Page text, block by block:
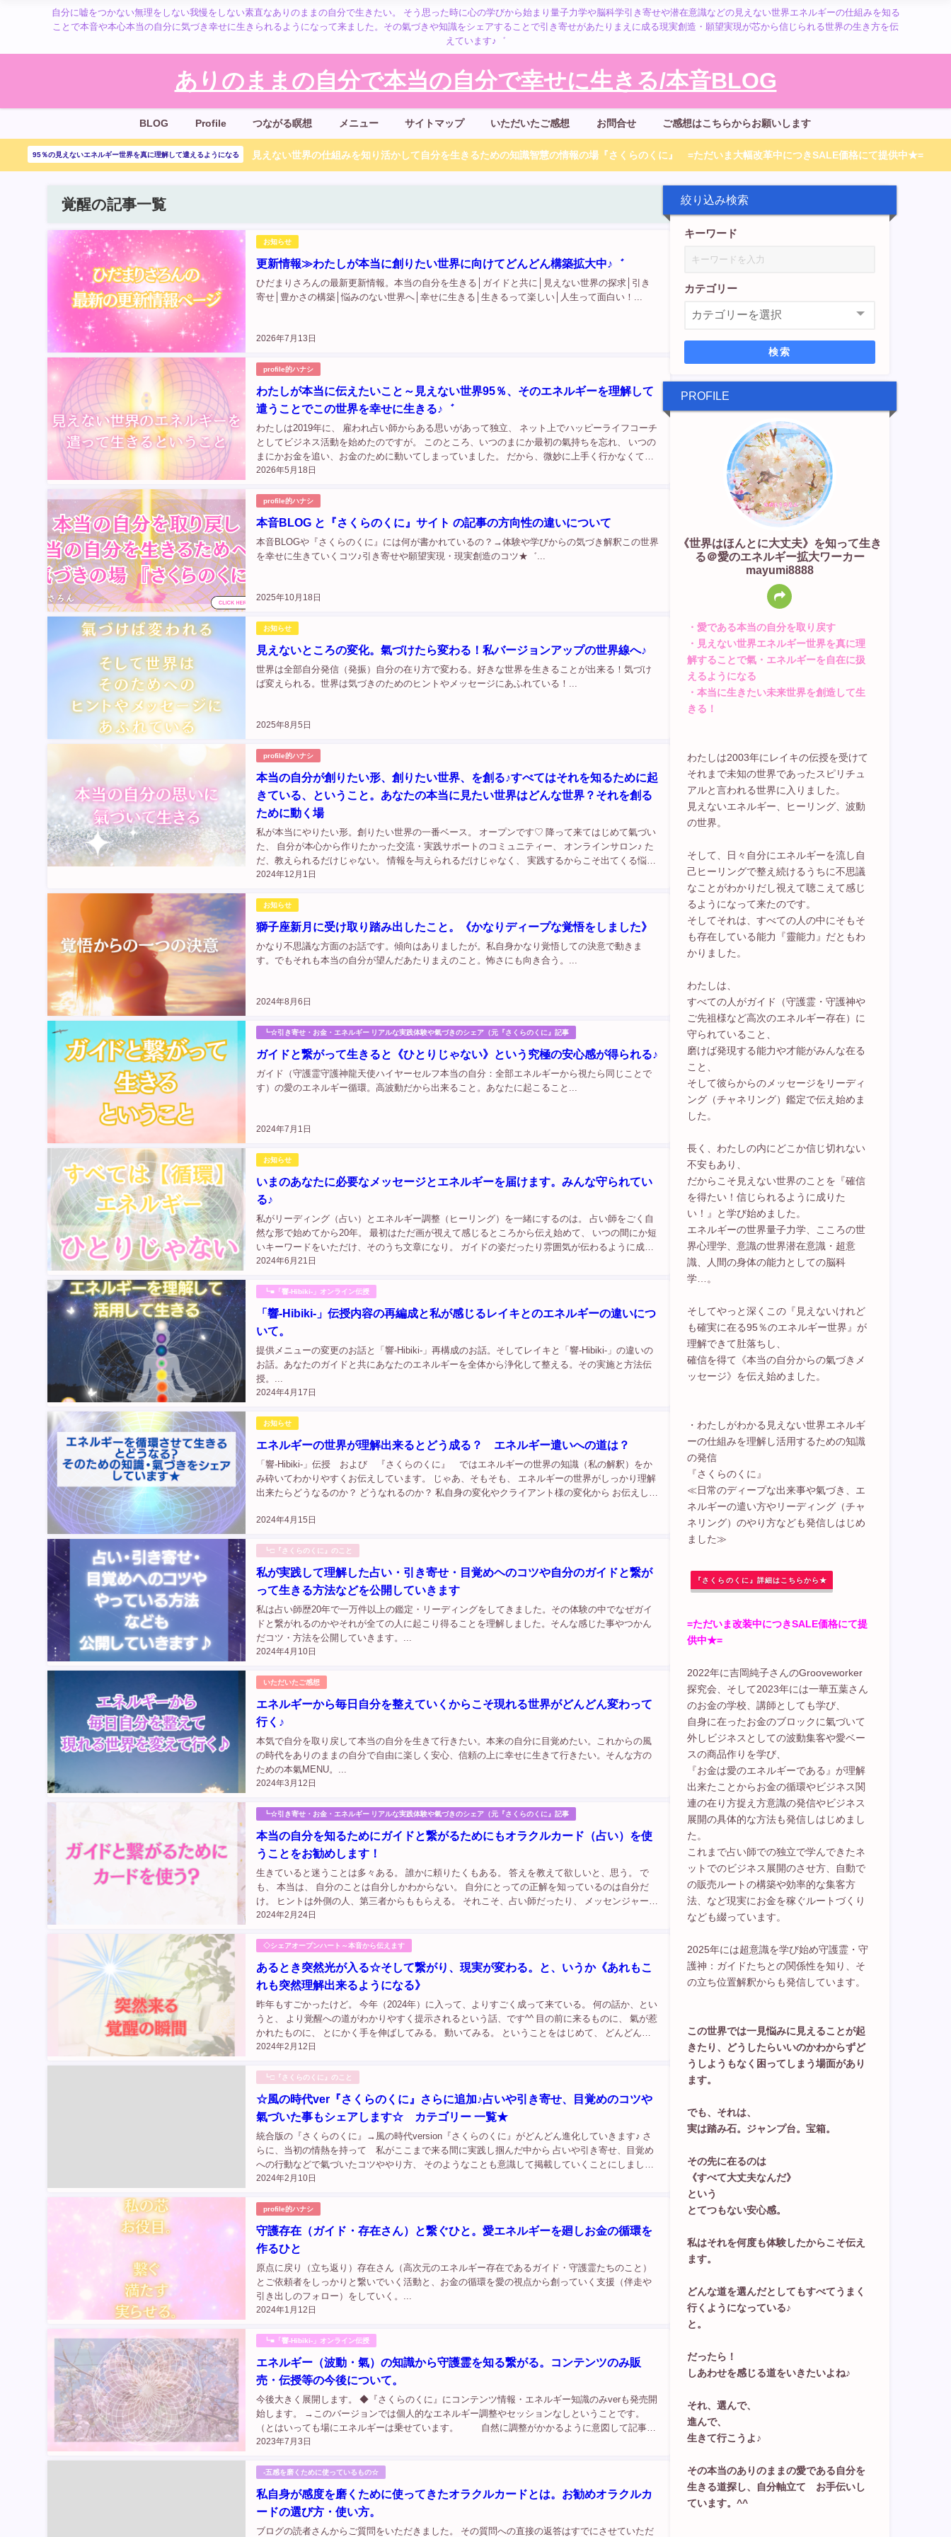
自分に嘘をつかない無理をしない我慢をしない素直なありのままの自分で生きたい。 そう思った時に心の学びから始まり量子力学や脳科学引き寄せや潜在意識などの見えない世界エネルギーの仕組みを知る
ことで本音や本心本当の自分に気づき幸せに生きられるようになって来ました。その氣づきや知識をシェアすることで引き寄せがあたりまえに成る現実創造・願望実現が芯から信じられる世界の生き方を伝
えています♪゛
ありのままの自分で本当の自分で幸せに生きる/本音BLOG
BLOG Profile つながる瞑想 メニュー サイトマップ いただいたご感想 お問合せ ご感想はこちらからお願いします
95％の見えないエネルギー世界を真に理解して遣えるようになる 見えない世界の仕組みを知り活かして自分を生きるための知識智慧の情報の場『さくらのくに』 =ただいま大幅改革中につきSALE価格にて提供中★=
覚醒の記事一覧
お知らせ
更新情報≫わたしが本当に創りたい世界に向けてどんどん構築拡大中♪゛
2026年7月13日
ひだまりさろんの最新更新情報。本当の自分を生きる│ガイドと共に│見えない世界の探求│引き
寄せ│豊かさの構築│悩みのない世界へ│幸せに生きる│生きるって楽しい│人生って面白い！...
profile的ハナシ
わたしが本当に伝えたいこと～見えない世界95％、そのエネルギーを理解して
遣うことでこの世界を幸せに生きる♪゛
2026年5月18日
わたしは2019年に、 雇われ占い師からある思いがあって独立、 ネット上でハッピーライフコーチ
としてビジネス活動を始めたのですが。 このところ、いつのまにか最初の氣持ちを忘れ、 いつの
まにかお金を追い、お金のために動いてしまっていました。 だから、微妙に上手く行かなくて、
また焦り、焦るから上手く行かない… 負の連鎖に陥っていました。 潜在意識の罠にハマっていま
profile的ハナシ
本音BLOG と『さくらのくに』サイト の記事の方向性の違いについて
2025年10月18日
本音BLOGや『さくらのくに』には何が書かれているの？→体験や学びからの気づき解釈この世界
を幸せに生きていくコツ♪引き寄せや願望実現・現実創造のコツ★゛...
お知らせ
見えないところの変化。氣づけたら変わる！私バージョンアップの世界線へ♪
2025年8月5日
世界は全部自分発信（発振）自分の在り方で変わる。好きな世界を生きることが出来る！気づけ
ば変えられる。世界は気づきのためのヒントやメッセージにあふれている！...
profile的ハナシ
本当の自分が創りたい形、創りたい世界、を創る♪すべてはそれを知るために起
きている、ということ。あなたの本当に見たい世界はどんな世界？それを創る
ために動く場
2024年12月1日
私が本当にやりたい形。創りたい世界の一番ベース。 オープンです♡ 降って来てはじめて氣づい
た、 自分が本心から作りたかった交流・実践サポートのコミュニティー、 オンラインサロン♪ た
だ、教えられるだけじゃない。 情報を与えられるだけじゃなく、 実践するからこそ出てくる悩み
や疑問質問に答えて行ける根本からの寄り添いサポート。 私が、私のガイドに教えられながら進
お知らせ
獅子座新月に受け取り踏み出したこと。《かなりディープな覚悟をしました》
2024年8月6日
かなり不思議な方面のお話です。傾向はありましたが。私自身かなり覚悟しての決意で動きま
す。でもそれも本当の自分が望んだあたりまえのこと。怖さにも向き合う。...
┗☆引き寄せ・お金・エネルギー リアルな実践体験や氣づきのシェア（元『さくらのくに』記事
ガイドと繋がって生きると《ひとりじゃない》という究極の安心感が得られる♪
2024年7月1日
ガイド（守護霊守護神龍天使ハイヤーセルフ本当の自分：全部エネルギーから視たら同じことで
す）の愛のエネルギー循環。高波動だから出来ること。あなたに起こること...
お知らせ
いまのあなたに必要なメッセージとエネルギーを届けます。みんな守られてい
る♪
2024年6月21日
私がリーディング（占い）とエネルギー調整（ヒーリング）を一緒にするのは。 占い師をごく自
然な形で始めてから20年。 最初はただ画が視えて感じるところから伝え始めて、 いつの間にか短
いキーワードをいただけ、そのうち文章になり。 ガイドの姿だったり雰囲気が伝わるように成
り。 いまでは質問にも答えてもらえるようになった。 正確には数えられないけど、 数えられてい
┗■「響-Hibiki-」オンライン伝授
「響-Hibiki-」伝授内容の再編成と私が感じるレイキとのエネルギーの違いにつ
いて。
2024年4月17日
提供メニューの変更のお話と「響-Hibiki-」再構成のお話。そしてレイキと「響-Hibiki-」の違いの
お話。あなたのガイドと共にあなたのエネルギーを全体から浄化して整える。その実施と方法伝
授。...
お知らせ
エネルギーの世界が理解出来るとどう成る？ エネルギー遣いへの道は？
2024年4月15日
「響-Hibiki-」伝授 および 『さくらのくに』 ではエネルギーの世界の知識（私の解釈）をか
み砕いてわかりやすくお伝えしています。 じゃあ、そもそも、 エネルギーの世界がしっかり理解
出来たらどうなるのか？ どうなれるのか？ 私自身の変化やクライアント様の変化から お伝えして
┗□『さくらのくに』のこと
私が実践して理解した占い・引き寄せ・目覚めヘのコツや自分のガイドと繋が
って生きる方法などを公開していきます
2024年4月10日
私は占い師歴20年で一万件以上の鑑定・リーディングをしてきました。その体験の中でなぜガイ
ドと繋がれるのかやそれが全ての人に起こり得ることを理解しました。そんな感じた事やつかん
だコツ・方法を公開していきます。...
いただいたご感想
エネルギーから毎日自分を整えていくからこそ現れる世界がどんどん変わって
行く♪
2024年3月12日
本気で自分を取り戻して本当の自分を生きて行きたい。本来の自分に目覚めたい。これからの風
の時代をありのままの自分で自由に楽しく安心、信頼の上に幸せに生きて行きたい。そんな方の
ための本氣MENU。...
┗☆引き寄せ・お金・エネルギー リアルな実践体験や氣づきのシェア（元『さくらのくに』記事
本当の自分を知るためにガイドと繋がるためにもオラクルカード（占い）を使
うことをお勧めします！
2024年2月24日
生きていると迷うことは多々ある。 誰かに頼りたくもある。 答えを教えて欲しいと、思う。 で
も、 本当は、 自分のことは自分しかわからない。 自分にとっての正解を知っているのは自分だ
け。 ヒントは外側の人、第三者からももらえる。 それこそ、占い師だったり、 メッセンジャーだ
ったり、 チャネラーだったり。 でも、 自分の世界を創っていまここで生きているのは【自分...
◇シェアオープンハート～本音から伝えます
あるとき突然光が入る☆そして繋がり、現実が変わる。と、いうか《あれもこ
れも突然理解出来るようになる》
2024年2月12日
昨年もすごかったけど。 今年（2024年）に入って、よりすごく成って来ている。 何の話か、とい
うと、 より覚醒への道がわかりやすく提示されるという話、です^^ 目の前に来るものに、 氣が惹
かれたものに、 とにかく手を伸ばしてみる。 動いてみる。 ということをはじめて、 どんどんヒ
ントやメッセージが深くわかりやすくなっていて、 そして、また、 より怖い方向（スピ...
┗□『さくらのくに』のこと
☆風の時代ver『さくらのくに』さらに追加♪占いや引き寄せ、目覚めのコツや
氣づいた事もシェアします☆ カテゴリー 一覧★
2024年2月10日
統合版の『さくらのくに』→風の時代version『さくらのくに』がどんどん進化していきます♪ さ
らに、当初の情熱を持って 私がここまで来る間に実践し掴んだ中から 占いや引き寄せ、目覚め
への行動などで氣づいたコツややり方、 そのようなことも意識して掲載していくことにしました
★ 私が思うのは 《本当の自分を取り戻すことで流れに乗って幸せにラクに豊かに楽しく生きられ
profile的ハナシ
守護存在（ガイド・存在さん）と繋ぐひと。愛エネルギーを廻しお金の循環を
作るひと
2024年1月12日
原点に戻り（立ち返り）存在さん（高次元のエネルギー存在であるガイド・守護霊たちのこと）
とご依頼者をしっかりと繋いでいく活動と、お金の循環を愛の視点から創っていく支援（伴走や
引き出しのフォロー）をしていく。...
┗■「響-Hibiki-」オンライン伝授
エネルギー（波動・氣）の知識から守護霊を知る繋がる。コンテンツのみ販
売・伝授等の今後について。
2023年7月3日
今後大きく展開します。 ◆『さくらのくに』にコンテンツ情報・エネルギー知識のみverも発売開
始します。 →このバージョンでは個人的なエネルギー調整やセッションなしということです。
（とはいっても場にエネルギーは乗せています。 自然に調整がかかるように意図して記事作
成しています^^） ・エネルギー調整10回＋対話セッション60分 つきバージョンと別枠を創る感
-五感を磨くために使っているもの☆
私自身が感度を磨くために使ってきたオラクルカードとは。お勧めオラクルカ
ードの選び方・使い方。
ブログの読者さんからご質問をいただきました。 その質問への直接の返答はすでにさせていただ
絞り込み検索
キーワード
カテゴリー
検索
PROFILE
《世界はほんとに大丈夫》を知って生き
る＠愛のエネルギー拡大ワーカー
mayumi8888
・愛である本当の自分を取り戻す
・見えない世界エネルギー世界を真に理
解することで氣・エネルギーを自在に扱
えるようになる
・本当に生きたい未来世界を創造して生
きる！
わたしは2003年にレイキの伝授を受けて
それまで未知の世界であったスピリチュ
アルと言われる世界に入りました。
見えないエネルギー、ヒーリング、波動
の世界。
そして、日々自分にエネルギーを流し自
己ヒーリングで整え続けるうちに不思議
なことがわかりだし視えて聴こえて感じ
るようになって来たのです。
そしてそれは、すべての人の中にそもそ
も存在している能力『靈能力』だともわ
かりました。
わたしは、
すべての人がガイド（守護霊・守護神や
ご先祖様など高次のエネルギー存在）に
守られていること、
磨けば発現する能力や才能がみんな在る
こと、
そして彼らからのメッセージをリーディ
ング（チャネリング）鑑定で伝え始めま
した。
長く、わたしの内にどこか信じ切れない
不安もあり、
だからこそ見えない世界のことを『確信
を得たい！信じられるように成りた
い！』と学び始めました。
エネルギーの世界量子力学、こころの世
界心理学、意識の世界潜在意識・超意
識、人間の身体の能力としての脳科
学…。
そしてやっと深くこの『見えないけれど
も確実に在る95％のエネルギー世界』が
理解できて肚落ちし、
確信を得て《本当の自分からの氣づきメ
ッセージ》を伝え始めました。
・わたしがわかる見えない世界エネルギ
ーの仕組みを理解し活用するための知識
の発信
『さくらのくに』
≪日常のディープな出来事や氣づき、エ
ネルギーの遣い方やリーディング（チャ
ネリング）のやり方なども発信しはじめ
ました≫
『さくらのくに』詳細はこちらから★
=ただいま改装中につきSALE価格にて提
供中★=
2022年に吉岡純子さんのGrooveworker
探究会、そして2023年には一華五葉さん
のお金の学校、講師としても学び、
自身に在ったお金のブロックに氣づいて
外しビジネスとしての波動集客や愛ベー
スの商品作りを学び、
『お金は愛のエネルギーである』が理解
出来たことからお金の循環やビジネス関
連の在り方捉え方意識の発信やビジネス
展開の具体的な方法も発信しはじめまし
た。
これまで占い師での独立で学んできたネ
ットでのビジネス展開のさせ方、自動で
の販売ルートの構築や効率的な集客方
法、など現実にお金を稼ぐルートづくり
なども綴っています。
2025年には超意識を学び始め守護霊・守
護神：ガイドたちとの関係性を知り、そ
の立ち位置解釈からも発信しています。
この世界では一見悩みに見えることが起
きたり、どうしたらいいのかわからずど
うしようもなく困ってしまう場面があり
ます。
でも、それは、
実は踏み石。ジャンプ台。宝箱。
その先に在るのは
《すべて大丈夫なんだ》
という
とてつもない安心感。
私はそれを何度も体験したからこそ伝え
ます。
どんな道を選んだとしてもすべてうまく
行くようになっている♪
と。
だったら！
しあわせを感じる道をいきたいよね♪
それ、選んで、
進んで、
生きて行こうよ♪
その本当のありのままの愛である自分を
生きる道探し、自分軸立て お手伝いし
ています。^^